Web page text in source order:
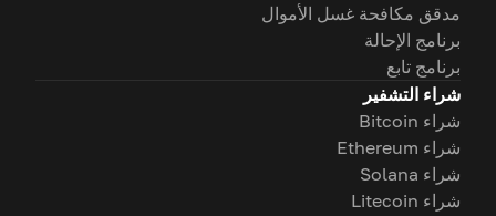
مدقق مكافحة غسل الأموال
برنامج الإحالة
برنامج تابع
شراء التشفير
شراء Bitcoin
شراء Ethereum
شراء Solana
شراء Litecoin